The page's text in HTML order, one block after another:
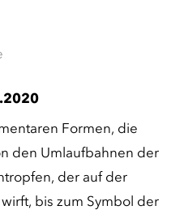
Formen, die
den Umlaufbahnen der
der auf der
bis zum Symbol der